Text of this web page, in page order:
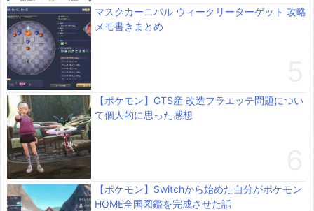
マスクカーニバル ウィークリーターゲット 攻略
メモ書きまとめ
【ポケモン】GTS産 改造フラエッテ問題につい
て個人的に思った感想
【ポケモン】Switchから始めた自分がポケモン
HOME全国図鑑を完成させた話